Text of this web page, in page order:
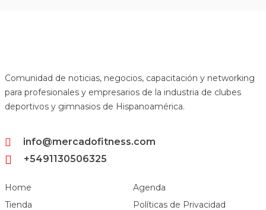
Comunidad de noticias, negocios, capacitación y networking
para profesionales y empresarios de la industria de clubes
deportivos y gimnasios de Hispanoamérica.
info@mercadofitness.com
+5491130506325
Home
Tienda
Agenda
Políticas de Privacidad